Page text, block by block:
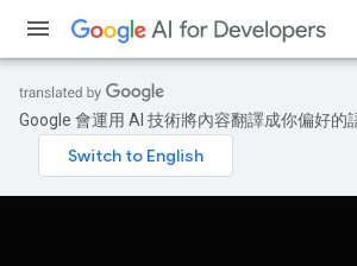
Google 會運用 AI 技術將內容翻譯成你偏好的